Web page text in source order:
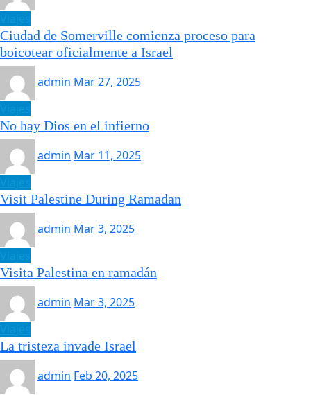
Ciudad de Somerville comienza proceso para
boicotear oficialmente a Israel
admin Mar 27, 2025
No hay Dios en el infierno
admin Mar 11, 2025
Visit Palestine During Ramadan
admin Mar 3, 2025
Visita Palestina en ramadán
admin Mar 3, 2025
La tristeza invade Israel
admin Feb 20, 2025